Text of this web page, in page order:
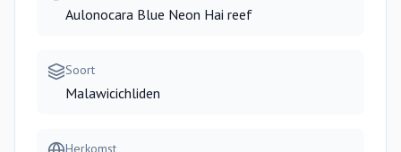
Aulonocara Blue Neon Hai reef
Soort
Malawicichliden
Herkomst